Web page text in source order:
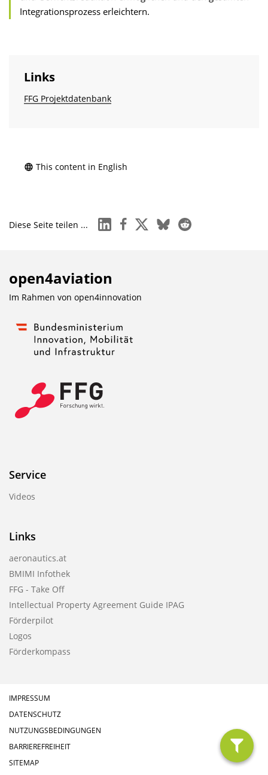
Integrationsprozess erleichtern.
filter
Links
FFG Projektdatenbank
This content in English
Diese Seite teilen ... linkedinfacebook
x blueskyreddit
open4aviation
Im Rahmen von open4innovation
Service
Videos
Links
aeronautics.at
BMIMI Infothek
FFG - Take Off
Intellectual Property Agreement Guide IPAG
Förderpilot
Logos
Förderkompass
IMPRESSUM
DATENSCHUTZ
NUTZUNGSBEDINGUNGEN
BARRIEREFREIHEIT
SITEMAP